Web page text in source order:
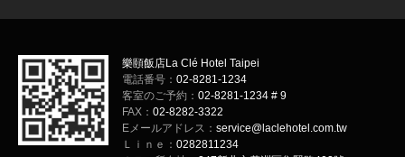
樂頤飯店La Clé Hotel Taipei
電話番号： 02-8281-1234
客室のご予約： 02-8281-1234 # 9
FAX： 02-8282-3322
Eメールアドレス： service@laclehotel.com.tw
Ｌｉｎｅ： 0282811234